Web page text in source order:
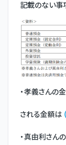
記載のない事
・孝義さんの
される金額は
・真由利さん